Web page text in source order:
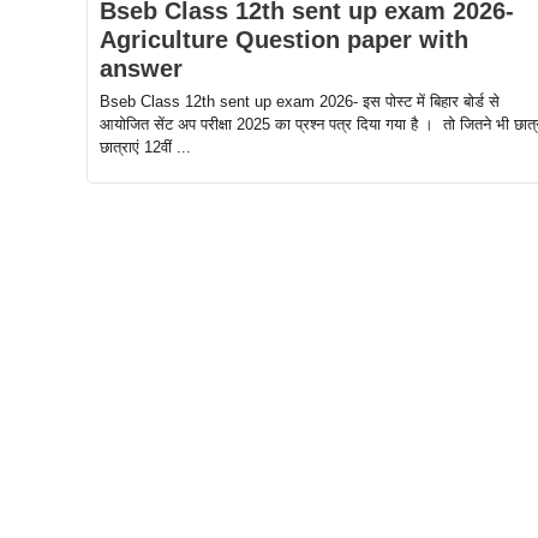
Bseb Class 12th sent up exam 2026-
Agriculture Question paper with
answer
Bseb Class 12th sent up exam 2026- इस पोस्ट में बिहार बोर्ड से
आयोजित सेंट अप परीक्षा 2025 का प्रश्न पत्र दिया गया है । तो जितने भी
छात्राएं 12वीं ...